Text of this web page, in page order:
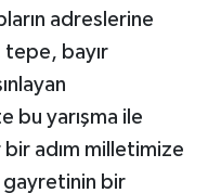
adreslerine
tepe, bayır
bu yarışma ile
adım milletimize
gayretinin bir